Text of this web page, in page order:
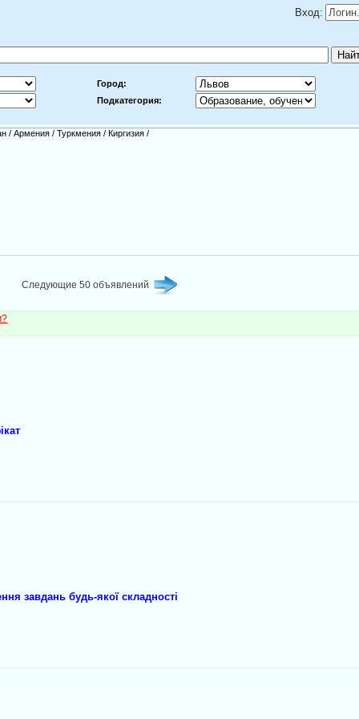
Вход:
Город:
Подкатегория:
/ Армения / Туркмения / Киргизия /
Следующие 50 объявлений
завдань будь-якої складності